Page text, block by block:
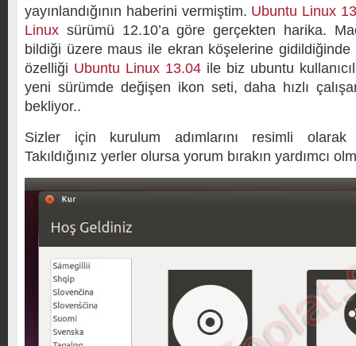
yayınlandığının haberini vermiştim. Ubuntu Linux
Linux sürümü 12.10’a göre gerçekten harika.
bildiği üzere maus ile ekran köşelerine gidildiğinde
özelliği Ubuntu Linux 13.04 ile biz ubuntu
yeni sürümde değişen ikon seti, daha hızlı
bekliyor..
Sizler için kurulum adımlarını resimli olarak
Takıldığınız yerler olursa yorum bırakın yardımcı